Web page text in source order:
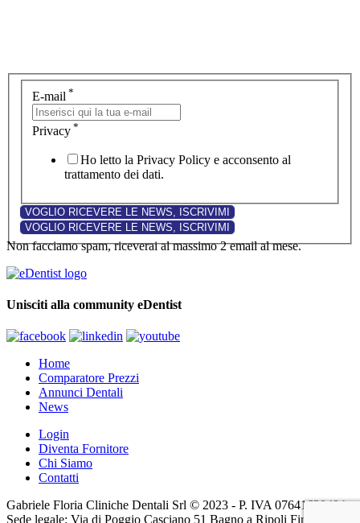
E-mail *
Privacy *
Ho letto la Privacy Policy e acconsento al
trattamento dei dati.
Non facciamo spam, riceverai al massimo 2 email al mese.
Unisciti alla community eDentist
Home
Comparatore Prezzi
Annunci Dentali
News
Login
Diventa Fornitore
Chi Siamo
Contatti
Gabriele Floria Cliniche Dentali Srl © 2023 - P. IVA 07641630484 -
Sede legale: Via di Poggio Casciano 51 Bagno a Ripoli Firenze (FI)